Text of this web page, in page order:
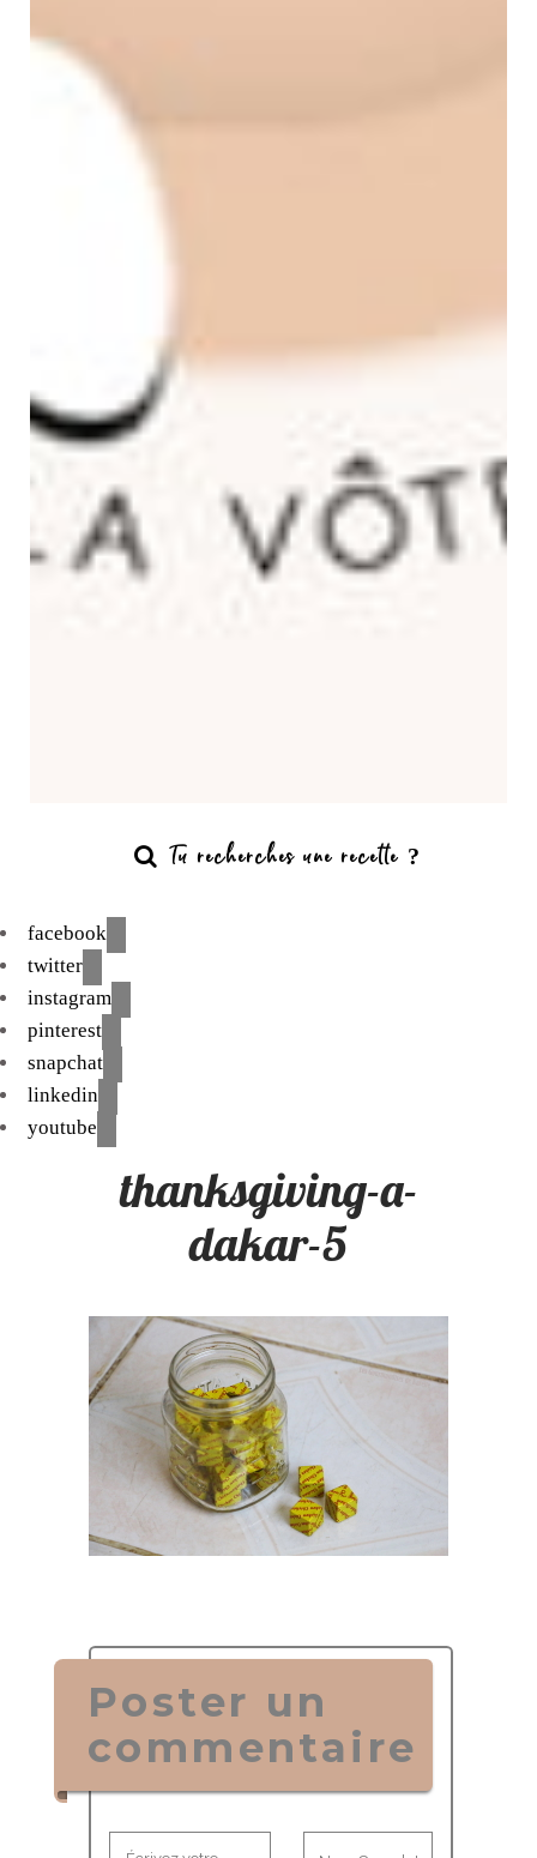
facebook
twitter
instagram
pinterest
snapchat
linkedin
youtube
thanksgiving-a-
dakar-5
Poster un
commentaire